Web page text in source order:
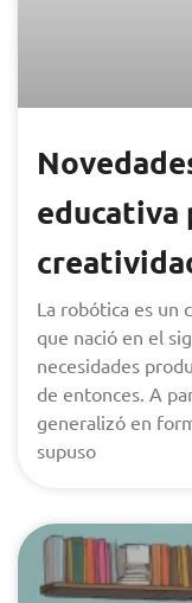
educativa
La robótica es un
que nació en el
necesidades
de entonces. A
generalizó en
supuso